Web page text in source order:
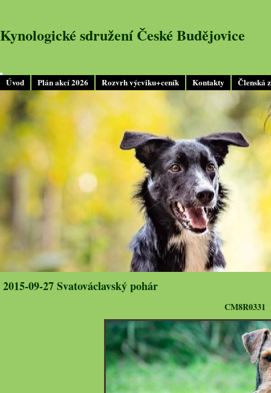
Úvod Plán akcí 2026 Rozvrh výcviku+ceník Kontakty Členská
Kynologické sdružení České Budějovice
2015-09-27 Svatováclavský pohár
CM8R0331